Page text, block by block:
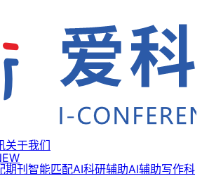
关于我们
期刊智能匹配AI科研辅助AI辅助写作科